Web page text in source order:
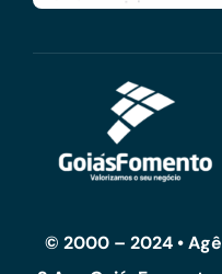
© 2000 – 2024 •